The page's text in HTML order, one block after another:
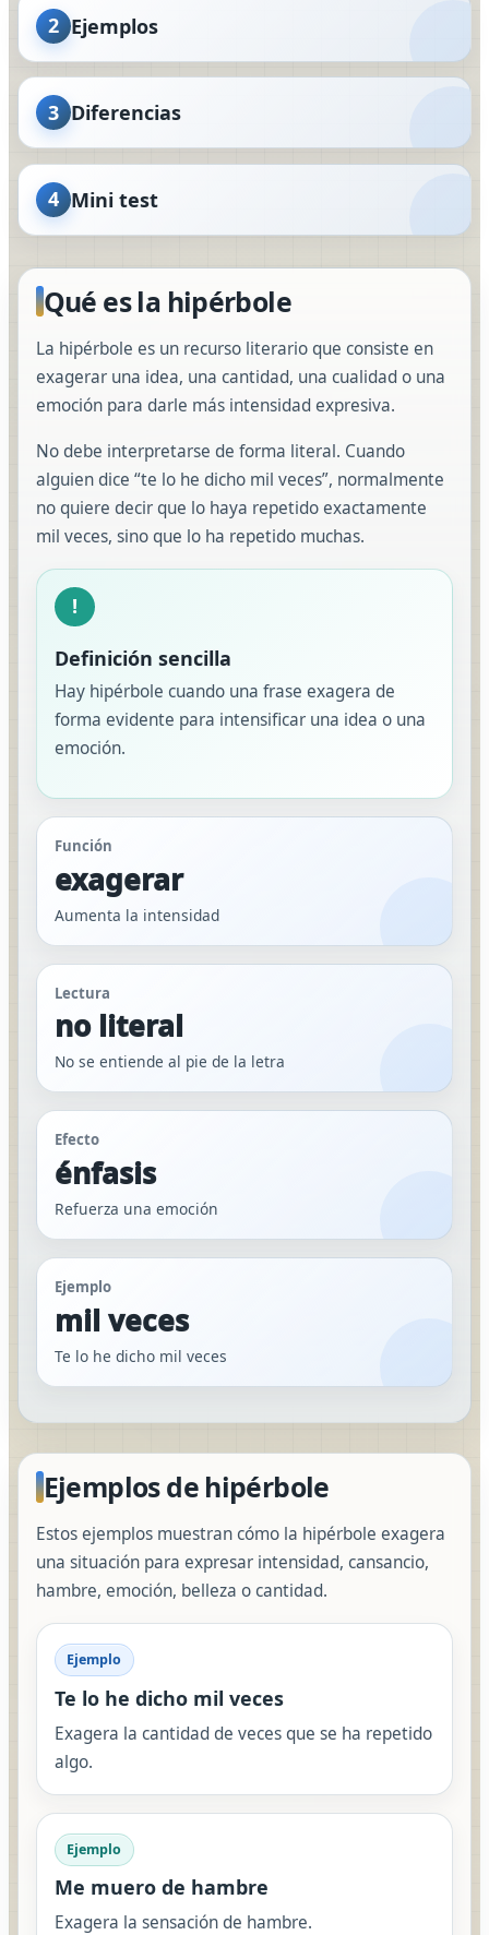
2 Ejemplos
3 Diferencias
4 Mini test
Qué es la hipérbole
La hipérbole es un recurso literario que consiste en
exagerar una idea, una cantidad, una cualidad o una
emoción para darle más intensidad expresiva.
No debe interpretarse de forma literal. Cuando
alguien dice “te lo he dicho mil veces”, normalmente
no quiere decir que lo haya repetido exactamente
mil veces, sino que lo ha repetido muchas.
!
Definición sencilla
Hay hipérbole cuando una frase exagera de
forma evidente para intensificar una idea o una
emoción.
Función
exagerar
Aumenta la intensidad
Lectura
no literal
No se entiende al pie de la letra
Efecto
énfasis
Refuerza una emoción
Ejemplo
mil veces
Te lo he dicho mil veces
Ejemplos de hipérbole
Estos ejemplos muestran cómo la hipérbole exagera
una situación para expresar intensidad, cansancio,
hambre, emoción, belleza o cantidad.
Ejemplo
Te lo he dicho mil veces
Exagera la cantidad de veces que se ha repetido
algo.
Ejemplo
Me muero de hambre
Exagera la sensación de hambre.